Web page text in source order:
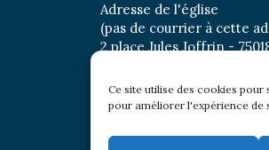
Ce site utilise des cookies
pour améliorer l'expérience de
Adresse de l'église
(pas de courrier à cette
2 place Jules Joffrin -
Bus : Mairie du XVIII
Newsletter